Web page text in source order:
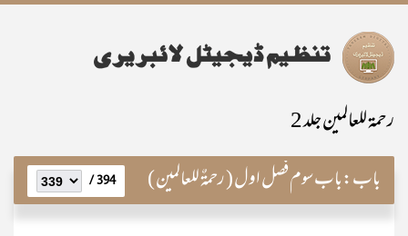
رحمۃ للعالمین جلد 2
باب:باب سوم فصل اول ( رحمۃٌ للعالمين ) 394 /